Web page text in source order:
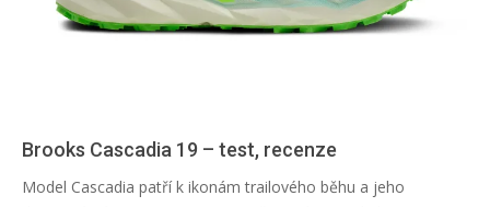
Brooks Cascadia 19 – test, recenze
Model Cascadia patří k ikonám trailového běhu a jeho